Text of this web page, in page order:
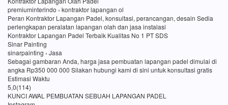
premiuminterindo › kontraktor lapangan ol
Peran Kontraktor Lapangan Padel, konsultasi, perancangan, desain Sedia
perlengkapan peralatan lapangan olah dan jasa instalasi
Kontraktor Lapangan Padel Terbaik Kualitas No 1 PT SDS
Sinar Painting
sinarpainting › Jasa
Sebagai gambaran Anda, harga jasa pembuatan lapangan padel dimulai di
angka Rp350 000 000 Silakan hubungi kami di sini untuk konsultasi gratis
Estimasi Waktu
5,0(114)
KUNCI AWAL PEMBUATAN SEBUAH LAPANGAN PADEL